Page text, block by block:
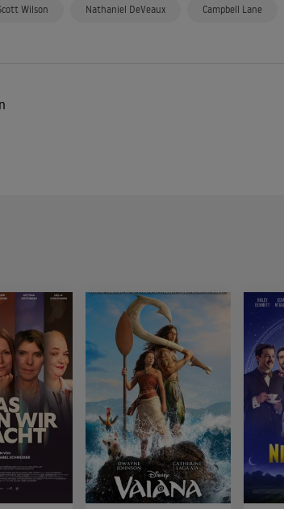
Wilson Nathaniel DeVeaux Campbell Lane